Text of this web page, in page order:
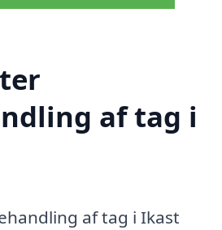
af tag i
af tag i Ikast